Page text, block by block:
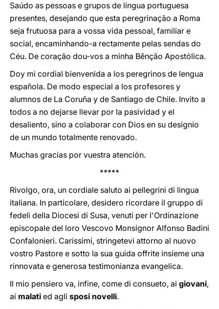
Saúdo as pessoas e grupos de língua portuguesa
presentes, desejando que esta peregrinação a Roma
seja frutuosa para a vossa vida pessoal, familiar e
social, encaminhando-a rectamente pelas sendas do
Céu. De coração dou-vos a minha Bênção Apostólica.
Doy mi cordial bienvenida a los peregrinos de lengua
española. De modo especial a los profesores y
alumnos de La Coruña y de Santiago de Chile. Invito a
todos a no dejarse llevar por la pasividad y el
desaliento, sino a colaborar con Dios en su designio
de un mundo totalmente renovado.
Muchas gracias por vuestra atención.
*****
Rivolgo, ora, un cordiale saluto ai pellegrini di lingua
italiana. In particolare, desidero ricordare il gruppo di
fedeli della Diocesi di Susa, venuti per l'Ordinazione
episcopale del loro Vescovo Monsignor Alfonso Badini
Confalonieri. Carissimi, stringetevi attorno al nuovo
vostro Pastore e sotto la sua guida offrite insieme una
rinnovata e generosa testimonianza evangelica.
Il mio pensiero va, infine, come di consueto, ai giovani,
ai malati ed agli sposi novelli.